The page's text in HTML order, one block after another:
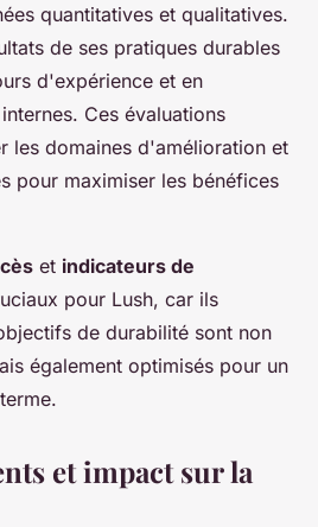
quantitatives et qualitatives.
de ses pratiques durables
d'expérience et en
Ces évaluations
les domaines d'amélioration et
pour maximiser les bénéfices
et indicateurs de
pour Lush, car ils
de durabilité sont non
également optimisés pour un
et impact sur la